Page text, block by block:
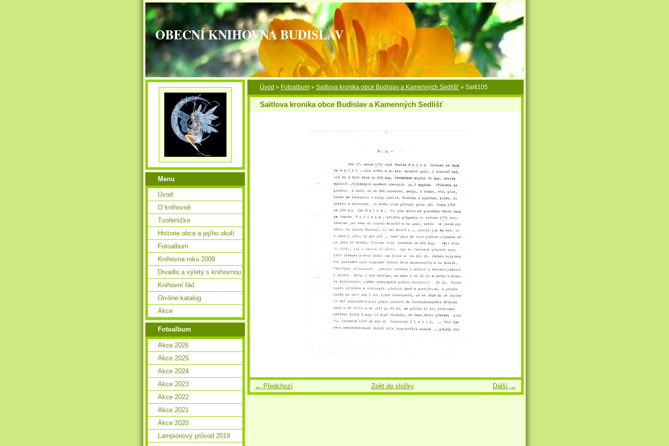
OBECNÍ KNIHOVNA BUDISLAV
Úvod » Fotoalbum » Saitlova kronika obce Budislav a Kamenných Sedlišť » Saitl105
Saitlova kronika obce Budislav a Kamenných Sedlišť
← Předchozí Další →
Zpět do složky
Menu
Úvod
O knihovně
Tvořeníčko
Historie obce a jejího okolí
Fotoalbum
Knihovna roku 2009
Divadlo a výlety s knihovnou
Knihovní řád
On-line katalog
Akce
Fotoalbum
Akce 2026
Akce 2025
Akce 2024
Akce 2023
Akce 2022
Akce 2021
Akce 2020
Lampionový průvod 2019